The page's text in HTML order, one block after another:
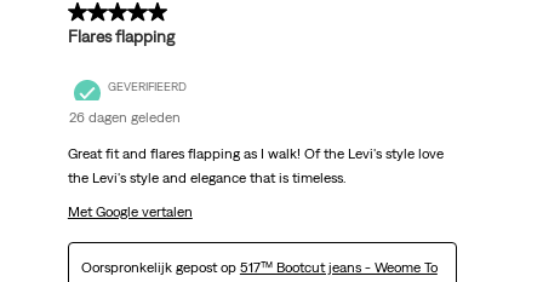
5 van 5 sterren.
Flares flapping
GEVERIFIEERD
26 dagen geleden
Great fit and flares flapping as I walk! Of the Levi's style love
the Levi's style and elegance that is timeless.
Met Google vertalen
Oorspronkelijk gepost op 517™ Bootcut jeans - Weome To